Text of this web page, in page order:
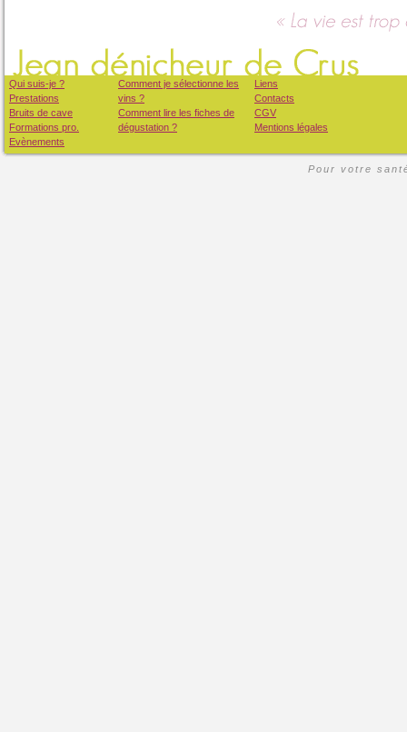
Qui suis-je ?
Prestations
Bruits de cave
Formations pro.
Evènements
Comment je sélectionne les
vins ?
Comment lire les fiches de
dégustation ?
Liens
Contacts
CGV
Mentions légales
Pour votre